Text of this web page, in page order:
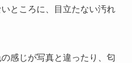
ところに、目立たない汚れ
感じが写真と違ったり、匂